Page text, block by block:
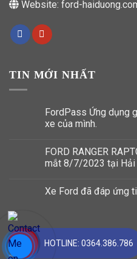
Website: ford-
TIN MỚI NHẤT
FordPass Ứng dụng
xe của mình.
FORD RANGER
mắt 8/7/2023 tại Hải
Xe Ford đã đáp ứng
FANPAGEHOTLINE: 0364.386.786